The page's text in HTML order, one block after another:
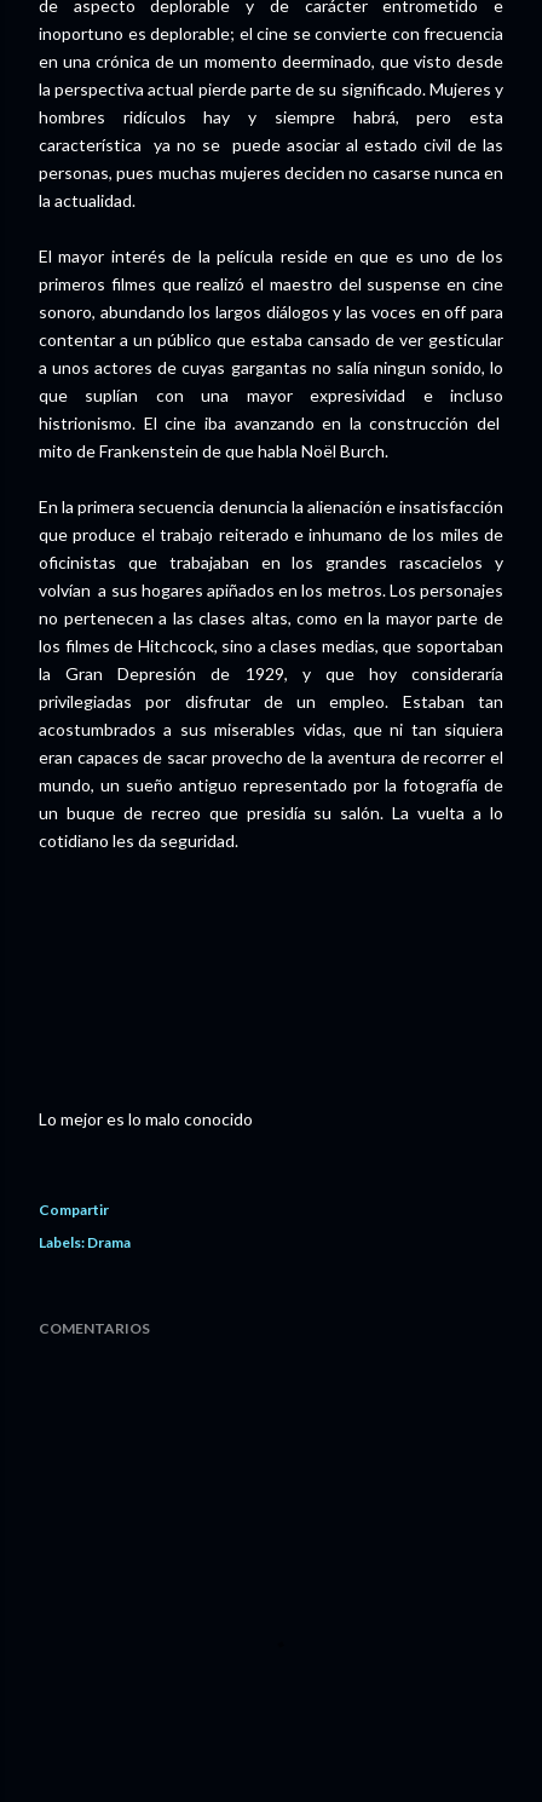
de aspecto deplorable y de carácter entrometido e
inoportuno es deplorable; el cine se convierte con frecuencia
en una crónica de un momento deerminado, que visto desde
la perspectiva actual pierde parte de su significado. Mujeres y
hombres ridículos hay y siempre habrá, pero esta
característica ya no se puede asociar al estado civil de las
personas, pues muchas mujeres deciden no casarse nunca en
la actualidad.
El mayor interés de la película reside en que es uno de los
primeros filmes que realizó el maestro del suspense en cine
sonoro, abundando los largos diálogos y las voces en off para
contentar a un público que estaba cansado de ver gesticular
a unos actores de cuyas gargantas no salía ningun sonido, lo
que suplían con una mayor expresividad e incluso
histrionismo. El cine iba avanzando en la construcción del
mito de Frankenstein de que habla Noël Burch.
En la primera secuencia denuncia la alienación e insatisfacción
que produce el trabajo reiterado e inhumano de los miles de
oficinistas que trabajaban en los grandes rascacielos y
volvían a sus hogares apiñados en los metros. Los personajes
no pertenecen a las clases altas, como en la mayor parte de
los filmes de Hitchcock, sino a clases medias, que soportaban
la Gran Depresión de 1929, y que hoy consideraría
privilegiadas por disfrutar de un empleo. Estaban tan
acostumbrados a sus miserables vidas, que ni tan siquiera
eran capaces de sacar provecho de la aventura de recorrer el
mundo, un sueño antiguo representado por la fotografía de
un buque de recreo que presidía su salón. La vuelta a lo
cotidiano les da seguridad.
Lo mejor es lo malo conocido
Compartir
Labels: Drama
COMENTARIOS